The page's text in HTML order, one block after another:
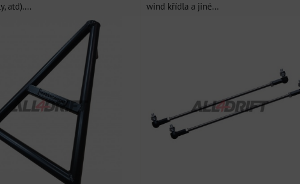
atd)....
wind křídla a jiné...